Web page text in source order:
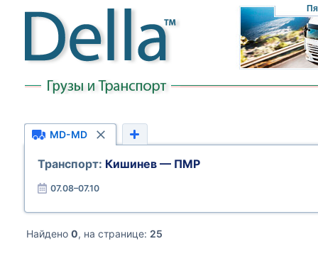
MD-MD
Транспорт: Кишинев — ПМР
07.08–07.10
Найдено 0, на странице: 25